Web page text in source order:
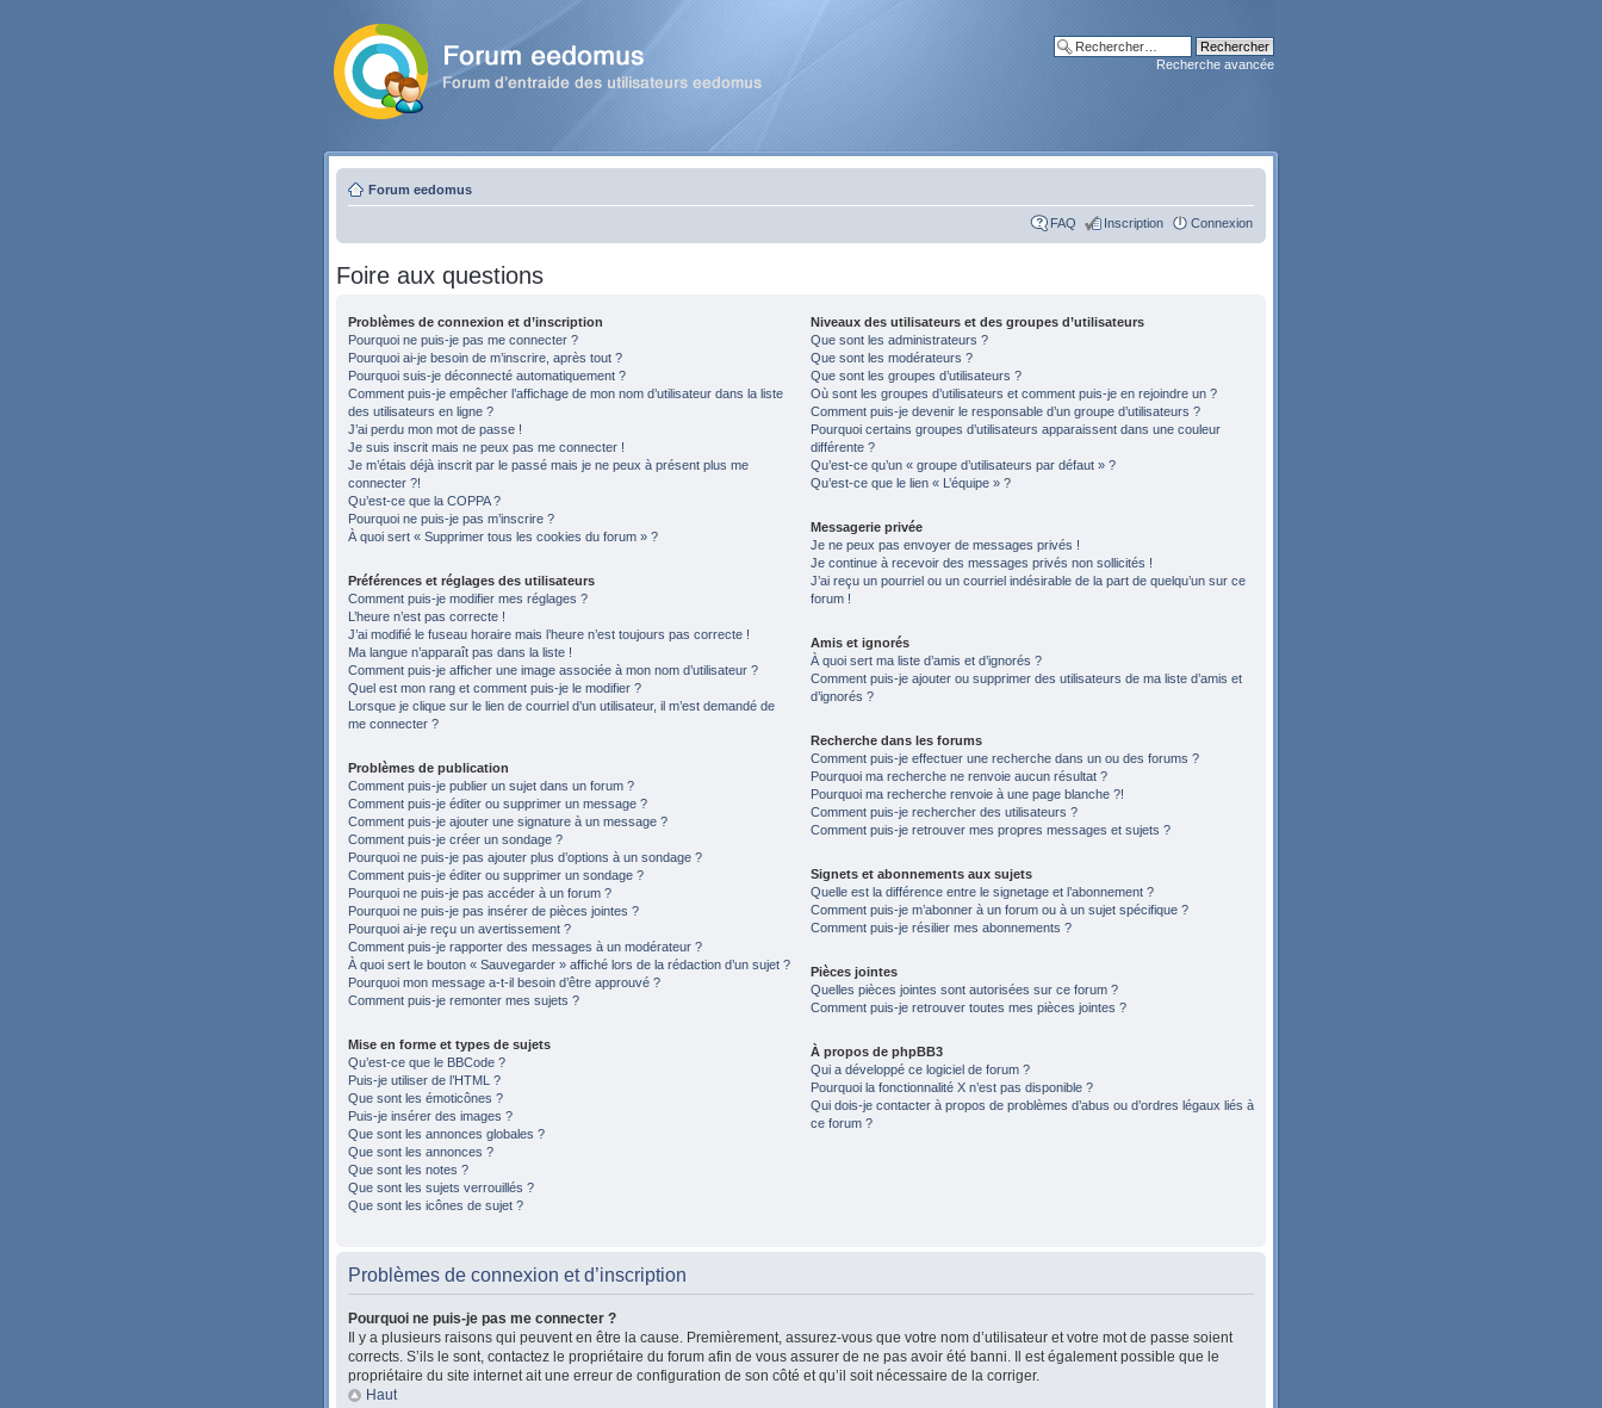
Recherche avancée
Forum eedomus
FAQ Inscription Connexion
Foire aux questions
Problèmes de connexion et d’inscription
Pourquoi ne puis-je pas me connecter ?
Pourquoi ai-je besoin de m’inscrire, après tout ?
Pourquoi suis-je déconnecté automatiquement ?
Comment puis-je empêcher l’affichage de mon nom d’utilisateur dans la liste
des utilisateurs en ligne ?
J’ai perdu mon mot de passe !
Je suis inscrit mais ne peux pas me connecter !
Je m’étais déjà inscrit par le passé mais je ne peux à présent plus me
connecter ?!
Qu’est-ce que la COPPA ?
Pourquoi ne puis-je pas m’inscrire ?
À quoi sert « Supprimer tous les cookies du forum » ?
Préférences et réglages des utilisateurs
Comment puis-je modifier mes réglages ?
L’heure n’est pas correcte !
J’ai modifié le fuseau horaire mais l’heure n’est toujours pas correcte !
Ma langue n’apparaît pas dans la liste !
Comment puis-je afficher une image associée à mon nom d’utilisateur ?
Quel est mon rang et comment puis-je le modifier ?
Lorsque je clique sur le lien de courriel d’un utilisateur, il m’est demandé de
me connecter ?
Problèmes de publication
Comment puis-je publier un sujet dans un forum ?
Comment puis-je éditer ou supprimer un message ?
Comment puis-je ajouter une signature à un message ?
Comment puis-je créer un sondage ?
Pourquoi ne puis-je pas ajouter plus d’options à un sondage ?
Comment puis-je éditer ou supprimer un sondage ?
Pourquoi ne puis-je pas accéder à un forum ?
Pourquoi ne puis-je pas insérer de pièces jointes ?
Pourquoi ai-je reçu un avertissement ?
Comment puis-je rapporter des messages à un modérateur ?
À quoi sert le bouton « Sauvegarder » affiché lors de la rédaction d’un sujet ?
Pourquoi mon message a-t-il besoin d’être approuvé ?
Comment puis-je remonter mes sujets ?
Mise en forme et types de sujets
Qu’est-ce que le BBCode ?
Puis-je utiliser de l’HTML ?
Que sont les émoticônes ?
Puis-je insérer des images ?
Que sont les annonces globales ?
Que sont les annonces ?
Que sont les notes ?
Que sont les sujets verrouillés ?
Que sont les icônes de sujet ?
Niveaux des utilisateurs et des groupes d’utilisateurs
Que sont les administrateurs ?
Que sont les modérateurs ?
Que sont les groupes d’utilisateurs ?
Où sont les groupes d’utilisateurs et comment puis-je en rejoindre un ?
Comment puis-je devenir le responsable d’un groupe d’utilisateurs ?
Pourquoi certains groupes d’utilisateurs apparaissent dans une couleur
différente ?
Qu’est-ce qu’un « groupe d’utilisateurs par défaut » ?
Qu’est-ce que le lien « L’équipe » ?
Messagerie privée
Je ne peux pas envoyer de messages privés !
Je continue à recevoir des messages privés non sollicités !
J’ai reçu un pourriel ou un courriel indésirable de la part de quelqu’un sur ce
forum !
Amis et ignorés
À quoi sert ma liste d’amis et d’ignorés ?
Comment puis-je ajouter ou supprimer des utilisateurs de ma liste d’amis et
d’ignorés ?
Recherche dans les forums
Comment puis-je effectuer une recherche dans un ou des forums ?
Pourquoi ma recherche ne renvoie aucun résultat ?
Pourquoi ma recherche renvoie à une page blanche ?!
Comment puis-je rechercher des utilisateurs ?
Comment puis-je retrouver mes propres messages et sujets ?
Signets et abonnements aux sujets
Quelle est la différence entre le signetage et l’abonnement ?
Comment puis-je m’abonner à un forum ou à un sujet spécifique ?
Comment puis-je résilier mes abonnements ?
Pièces jointes
Quelles pièces jointes sont autorisées sur ce forum ?
Comment puis-je retrouver toutes mes pièces jointes ?
À propos de phpBB3
Qui a développé ce logiciel de forum ?
Pourquoi la fonctionnalité X n’est pas disponible ?
Qui dois-je contacter à propos de problèmes d’abus ou d’ordres légaux liés à
ce forum ?
Problèmes de connexion et d’inscription
Pourquoi ne puis-je pas me connecter ?
Il y a plusieurs raisons qui peuvent en être la cause. Premièrement, assurez-vous que votre nom d’utilisateur et votre mot de passe soient
corrects. S’ils le sont, contactez le propriétaire du forum afin de vous assurer de ne pas avoir été banni. Il est également possible que le
propriétaire du site internet ait une erreur de configuration de son côté et qu’il soit nécessaire de la corriger.
Haut